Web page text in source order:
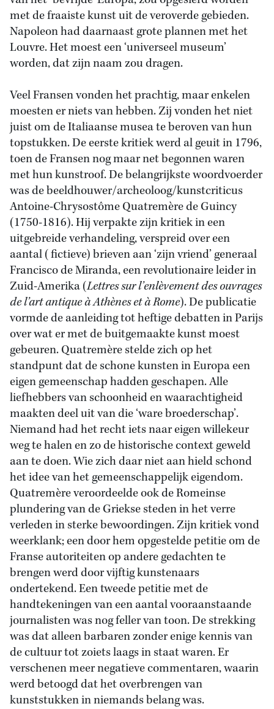
met de fraaiste kunst uit de veroverde gebieden.
Napoleon had daarnaast grote plannen met het
Louvre. Het moest een ‘universeel museum’
worden, dat zijn naam zou dragen.
Veel Fransen vonden het prachtig, maar enkelen
moesten er niets van hebben. Zij vonden het niet
juist om de Italiaanse musea te beroven van hun
topstukken. De eerste kritiek werd al geuit in 1796,
toen de Fransen nog maar net begonnen waren
met hun kunstroof. De belangrijkste woordvoerder
was de beeldhouwer/archeoloog/kunstcriticus
Antoine-Chrysostôme Quatremère de Guincy
(1750-1816). Hij verpakte zijn kritiek in een
uitgebreide verhandeling, verspreid over een
aantal (fictieve) brieven aan ‘zijn vriend’ generaal
Francisco de Miranda, een revolutionaire leider in
Zuid-Amerika (Lettres sur l’enlèvement des ouvrages
de l’art antique à Athènes et à Rome). De publicatie
vormde de aanleiding tot heftige debatten in Parijs
over wat er met de buitgemaakte kunst moest
gebeuren. Quatremère stelde zich op het
standpunt dat de schone kunsten in Europa een
eigen gemeenschap hadden geschapen. Alle
liefhebbers van schoonheid en waarachtigheid
maakten deel uit van die ‘ware broederschap’.
Niemand had het recht iets naar eigen willekeur
weg te halen en zo de historische context geweld
aan te doen. Wie zich daar niet aan hield schond
het idee van het gemeenschappelijk eigendom.
Quatremère veroordeelde ook de Romeinse
plundering van de Griekse steden in het verre
verleden in sterke bewoordingen. Zijn kritiek vond
weerklank; een door hem opgestelde petitie om de
Franse autoriteiten op andere gedachten te
brengen werd door vijftig kunstenaars
ondertekend. Een tweede petitie met de
handtekeningen van een aantal vooraanstaande
journalisten was nog feller van toon. De strekking
was dat alleen barbaren zonder enige kennis van
de cultuur tot zoiets laags in staat waren. Er
verschenen meer negatieve commentaren, waarin
werd betoogd dat het overbrengen van
kunststukken in niemands belang was.